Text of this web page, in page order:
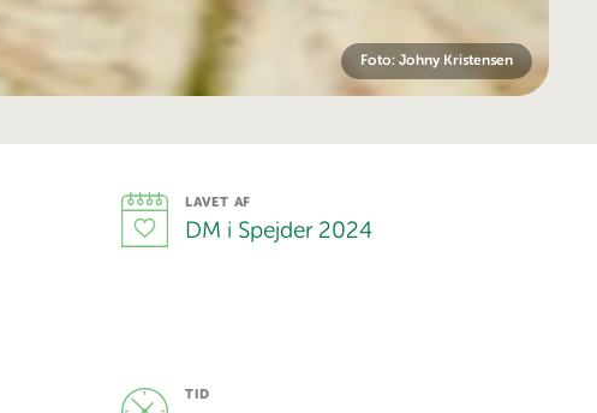
Foto: Johny Kristensen
LAVET AF
DM i Spejder 2024
TID